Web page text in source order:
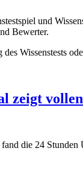
und
Bewerter.
Wissenstests
zeigt
die 24